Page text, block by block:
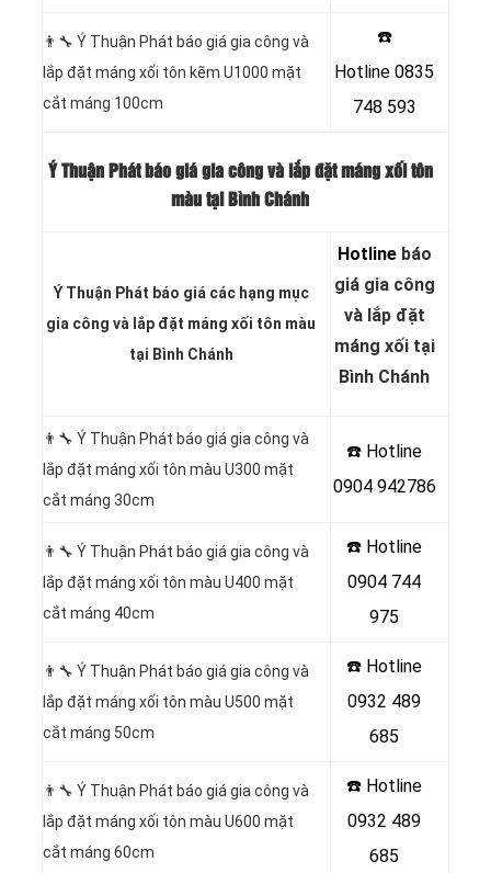
👨‍🔧 Ý Thuận Phát báo giá gia công và
lắp đặt máng xối tôn kẽm U1000 mặt
cắt máng 100cm
☎️
Hotline 0835
748 593
Ý Thuận Phát báo giá gia công và lắp đặt máng xối tôn
màu tại Bình Chánh
Ý Thuận Phát báo giá các hạng mục
gia công và lắp đặt máng xối tôn màu
tại Bình Chánh
Hotlinebáo
giá gia công
và lắp đặt
máng xối tại
Bình Chánh
👨‍🔧 Ý Thuận Phát báo giá gia công và
lắp đặt máng xối tôn màu U300 mặt
cắt máng 30cm
☎️ Hotline
0904 942786
👨‍🔧 Ý Thuận Phát báo giá gia công và
lắp đặt máng xối tôn màu U400 mặt
cắt máng 40cm
☎️ Hotline
0904 744
975
👨‍🔧 Ý Thuận Phát báo giá gia công và
lắp đặt máng xối tôn màu U500 mặt
cắt máng 50cm
☎️ Hotline
0932 489
685
👨‍🔧 Ý Thuận Phát báo giá gia công và
lắp đặt máng xối tôn màu U600 mặt
cắt máng 60cm
☎️ Hotline
0932 489
685